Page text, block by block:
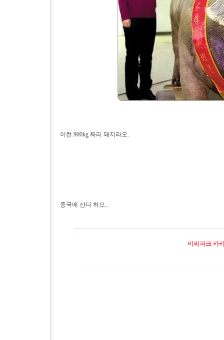
이런.900kg 짜리 돼지라오..
중국에 산다 하오..
비씨파크 카